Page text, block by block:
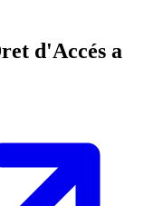
d'Accés a